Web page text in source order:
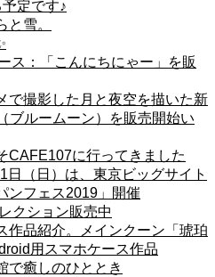
定です♪
雪。
ス：「こんにちにゃー」を販
で撮影した月と夜空を描いた新
ブルームーン）を販売開始い
CAFE107に行ってきました
（日）は、東京ビッグサイト
ンフェス2019」開催
クション販売中
作品紹介。メインクーン「琥珀
用スマホケース作品
で癒しのひととき